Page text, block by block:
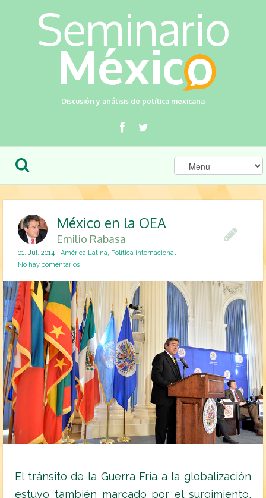
Discusión y análisis de política mexicana
México en la OEA
Emilio Rabasa
01. Jul. 2014 América Latina, Política internacional
No hay comentarios
El tránsito de la Guerra Fría a la globalización
estuvo también marcado por el surgimiento,